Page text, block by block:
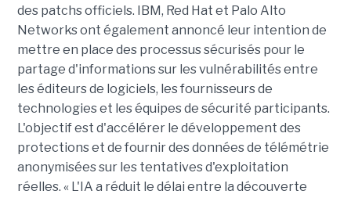
des patchs officiels. IBM, Red Hat et Palo Alto
Networks ont également annoncé leur intention de
mettre en place des processus sécurisés pour le
partage d'informations sur les vulnérabilités entre
les éditeurs de logiciels, les fournisseurs de
technologies et les équipes de sécurité participants.
L'objectif est d'accélérer le développement des
protections et de fournir des données de télémétrie
anonymisées sur les tentatives d'exploitation
réelles. « L'IA a réduit le délai entre la découverte